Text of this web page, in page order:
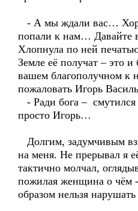
- А мы ждали вас…
попали к нам… Давайте
Хлопнула по ней
Земле её получат – это и
вашем благополучном к
пожаловать Игорь
- Ради бога –
просто Игорь…
Долгим, задумчивым
на меня. Не прерывал я
тактично молчал,
пожилая женщина о чём
образом нельзя